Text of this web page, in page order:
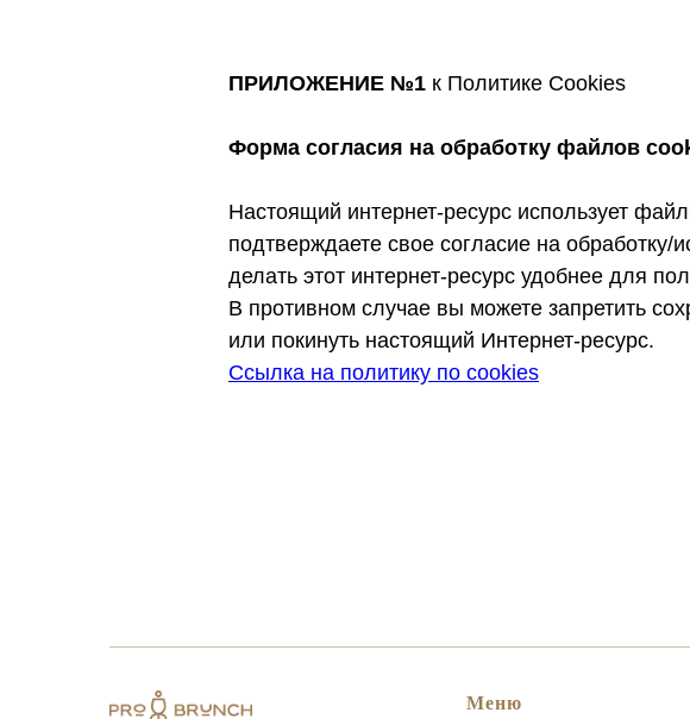
ПРИЛОЖЕНИЕ №1 к Политике Cookies
Форма согласия на обработку файлов
Настоящий интернет-ресурс использует
подтверждаете свое согласие на
делать этот интернет-ресурс удобнее для
В противном случае вы можете запретить
или покинуть настоящий Интернет-ресурс.
Ссылка на политику по cookies
Меню